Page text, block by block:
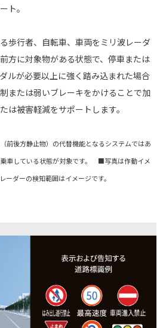
ト。
歩行者、自転車、車両をミリ波レーダ
方に対象物がある状態で、停車または
ルが必要以上に強く踏み込まれた場合
または弱いブレーキをかけることで加
は被害軽減をサポートします。
前後方静止物）の代替機能となるシステムではあ
車している状態が対象です。 ■写真は作動イメ
ダーの検知範囲はイメージです。